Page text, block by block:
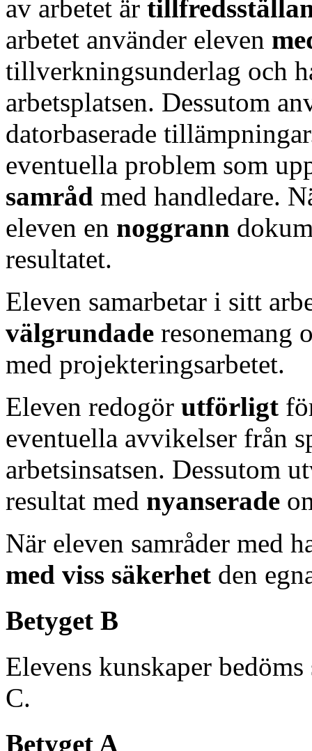
av arbetet är
arbetet använder eleven
tillverkningsunderlag och
arbetsplatsen. Dessutom
datorbaserade
eventuella problem som
samråd med handledare.
eleven en noggrann
resultatet.
Eleven samarbetar i sitt
välgrundade resonemang
med projekteringsarbetet.
Eleven redogör utförligt
eventuella avvikelser från
arbetsinsatsen. Dessutom
resultat med nyanserade
När eleven samråder med
med viss säkerhet den
Betyget B
Elevens kunskaper
C.
Betyget A